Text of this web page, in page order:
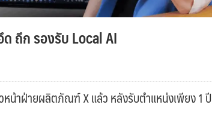
ถึก รองรับ Local AI
น้าฝ่ายผลิตภัณฑ์ X แล้ว หลังรับตำแหน่งเพียง 1 ปี